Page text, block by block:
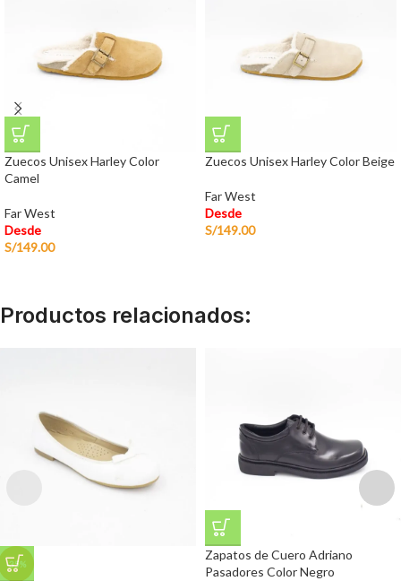
Zuecos Unisex Harley Color
Camel
Far West
Desde
S/149.00
Zuecos Unisex Harley Color Beige
Far West
Desde
S/149.00
Productos relacionados:
-35%
Zapatos de Cuero Adriano
Pasadores Color Negro